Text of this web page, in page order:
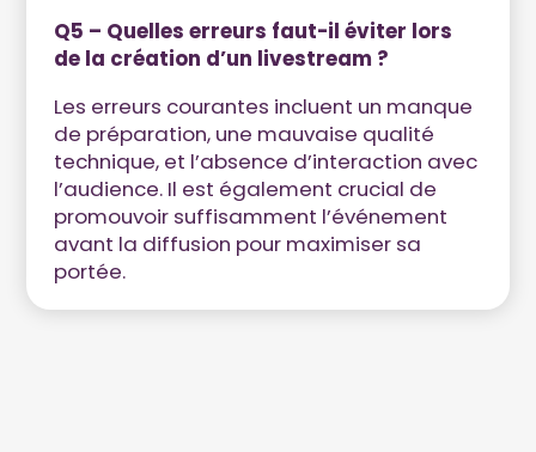
Q5 – Quelles erreurs faut-il éviter lors
de la création d’un livestream ?
Les erreurs courantes incluent un manque
de préparation, une mauvaise qualité
technique, et l’absence d’interaction avec
l’audience. Il est également crucial de
promouvoir suffisamment l’événement
avant la diffusion pour maximiser sa
portée.